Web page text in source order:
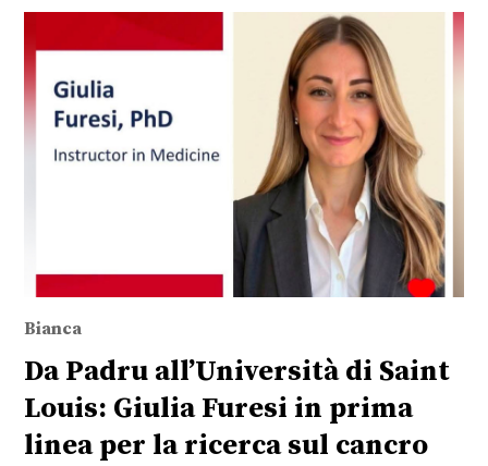
Bianca
Da Padru all’Università di Saint
Louis: Giulia Furesi in prima
linea per la ricerca sul cancro